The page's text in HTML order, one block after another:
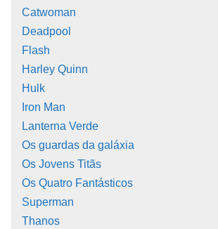
Catwoman
Deadpool
Flash
Harley Quinn
Hulk
Iron Man
Lanterna Verde
Os guardas da galáxia
Os Jovens Titãs
Os Quatro Fantásticos
Superman
Thanos